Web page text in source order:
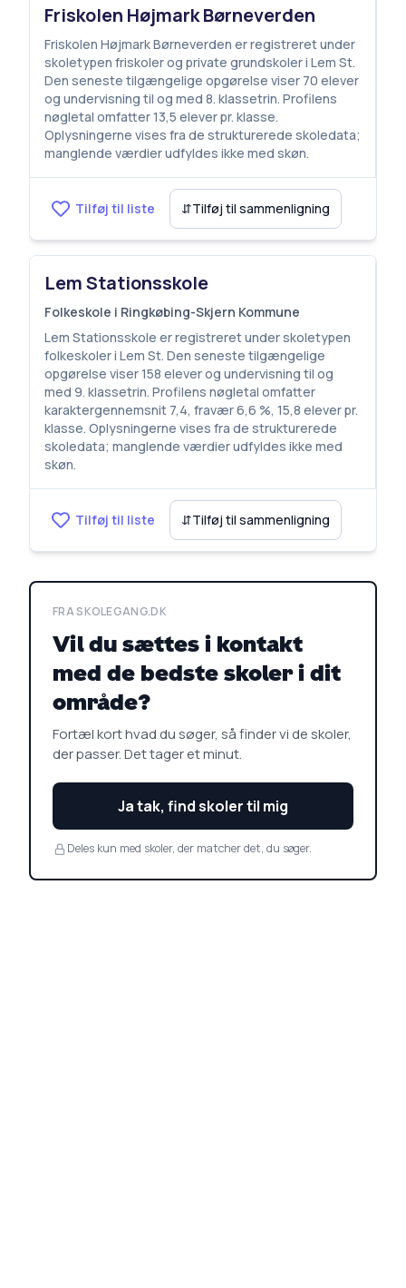
Friskolen Højmark Børneverden
Friskolen Højmark Børneverden er registreret under
skoletypen friskoler og private grundskoler i Lem St.
Den seneste tilgængelige opgørelse viser 70 elever
og undervisning til og med 8. klassetrin. Profilens
nøgletal omfatter 13,5 elever pr. klasse.
Oplysningerne vises fra de strukturerede skoledata;
manglende værdier udfyldes ikke med skøn.
Tilføj til liste ⇵Tilføj til sammenligning
Lem Stationsskole
Folkeskole i Ringkøbing-Skjern Kommune
Lem Stationsskole er registreret under skoletypen
folkeskoler i Lem St. Den seneste tilgængelige
opgørelse viser 158 elever og undervisning til og
med 9. klassetrin. Profilens nøgletal omfatter
karaktergennemsnit 7,4, fravær 6,6 %, 15,8 elever pr.
klasse. Oplysningerne vises fra de strukturerede
skoledata; manglende værdier udfyldes ikke med
skøn.
Tilføj til liste ⇵Tilføj til sammenligning
FRA SKOLEGANG.DK
Vil du sættes i kontakt
med de bedste skoler i dit
område?
Fortæl kort hvad du søger, så finder vi de skoler,
der passer. Det tager et minut.
Ja tak, find skoler til mig
Deles kun med skoler, der matcher det, du søger.